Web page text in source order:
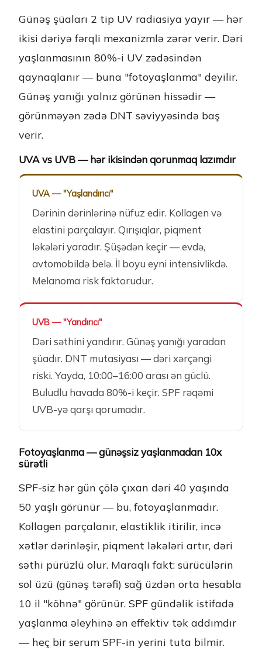
Günəş şüaları 2 tip UV radiasiya yayır — hər
ikisi dəriyə fərqli mexanizmlə zərər verir. Dəri
yaşlanmasının 80%-i UV zədəsindən
qaynaqlanır — buna "fotoyaşlanma" deyilir.
Günəş yanığı yalnız görünən hissədir —
görünməyən zədə DNT səviyyəsində baş
verir.
UVA vs UVB — hər ikisindən qorunmaq lazımdır
UVA — "Yaşlandırıcı"
Dərinin dərinlərinə nüfuz edir. Kollagen və
elastini parçalayır. Qırışıqlar, piqment
ləkələri yaradır. Şüşədən keçir — evdə,
avtomobildə belə. İl boyu eyni intensivlikdə.
Melanoma risk faktorudur.
UVB — "Yandırıcı"
Dəri səthini yandırır. Günəş yanığı yaradan
şüadır. DNT mutasiyası — dəri xərçəngi
riski. Yayda, 10:00–16:00 arası ən güclü.
Buludlu havada 80%-i keçir. SPF rəqəmi
UVB-yə qarşı qorumadır.
Fotoyaşlanma — günəşsiz yaşlanmadan 10x
sürətli
SPF-siz hər gün çölə çıxan dəri 40 yaşında
50 yaşlı görünür — bu, fotoyaşlanmadır.
Kollagen parçalanır, elastiklik itirilir, incə
xətlər dərinləşir, piqment ləkələri artır, dəri
səthi pürüzlü olur. Maraqlı fakt: sürücülərin
sol üzü (günəş tərəfi) sağ üzdən orta hesabla
10 il "köhnə" görünür. SPF gündəlik istifadə
yaşlanma əleyhinə ən effektiv tək addımdır
— heç bir serum SPF-in yerini tuta bilmir.